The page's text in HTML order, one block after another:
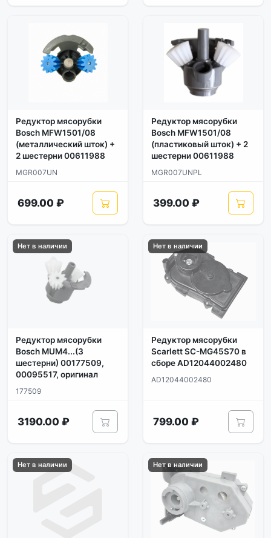
Редуктор мясорубки
Bosch MFW1501/08
(металлический шток) +
2 шестерни 00611988
MGR007UN
699.00 ₽
Редуктор мясорубки
Bosch MFW1501/08
(пластиковый шток) + 2
шестерни 00611988
MGR007UNPL
399.00 ₽
Нет в наличии
Редуктор мясорубки
Bosch MUM4...(3
шестерни) 00177509,
00095517, оригинал
177509
3190.00 ₽
Нет в наличии
Редуктор мясорубки
Scarlett SC-MG45S70 в
сборе AD12044002480
AD12044002480
799.00 ₽
Нет в наличии Нет в наличии